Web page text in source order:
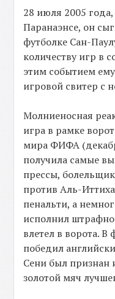
28 июля 2005
Паранаэнсе, он
футболке Сан-
количеству игр в
этим событием
игровой свитер с
Молниеносная
игра в рамке
мира ФИФА
получила самые
прессы,
против Аль-
пенальти, а
исполнил
влетел в ворота.
победил
Сени был признан
золотой мяч